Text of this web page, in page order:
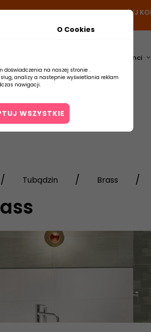
- DODAJ PRODUKT DO KOSZYKA, UŻYJ
Producenci
Tubądzin Brass
O Cookies
doświadczenia na naszej stronie .
analizy a nastepnie wyświetlania reklam
nawigacji.
WSZYSTKIE